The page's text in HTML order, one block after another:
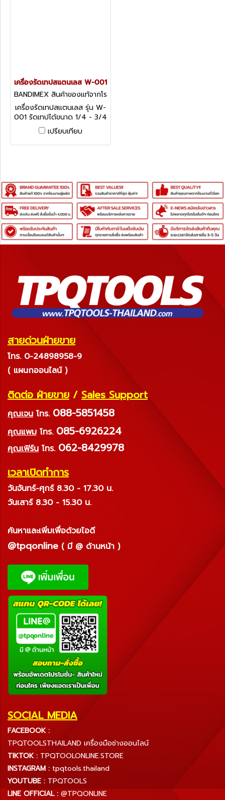
เครื่องรัดเทปสแตนเลส W-001
BANDIMEX สินค้าของแท้จากโร
งงานผู้ผลิต W-001
เครื่องรัดเทปสแตนเลส รุ่น W-
001 รัดเทปได้ขนาด 1/4 - 3/4
นิ้ว เครื่องรัดเทปสแตนเลส
BANDIMEX ทนทานใช้งานง่าย
เปรียบเทียบ
สายด่วนฝ่ายขาย
โทร. 0-24898958-9
( แผนกออนไลน์ )
ติดต่อ ฝ่ายขาย / Sales Support
คุณเจน โทร. 088-5851458
คุณแพม โทร. 085-6926224
คุณเฟิร์น โทร. 062-8429978
เวลาเปิดทำการ
วันจันทร์-ศุกร์ 8.30 - 17.30 น.
วันเสาร์ 8.30 - 15.30 น.
ค้นหาและเพิ่มเพื่อด้วยไอดี
@tpqonline ( มี @ ด้านหน้า )
SOCIAL MEDIA
FACEBOOK :
TPQTOOLSTHAILAND เครื่องมือช่างออนไลน์
TIKTOK : TPQTOOLONLINE.STORE
INSTAGRAM : tpqtools.thailand
YOUTUBE : TPQTOOLS
LINE OFFICIAL : @TPQONLINE